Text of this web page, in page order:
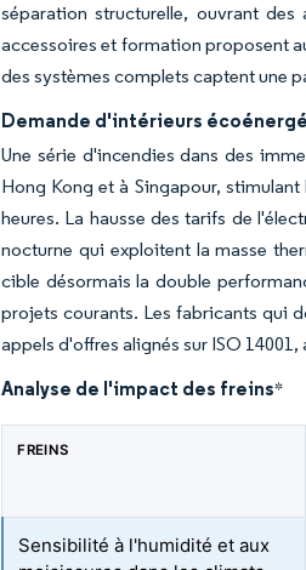
séparation structurelle, ouvrant des
accessoires et formation proposent
des systèmes complets captent une
Demande d'intérieurs
Une série d'incendies dans des
Hong Kong et à Singapour,
heures. La hausse des tarifs de
nocturne qui exploitent la masse
cible désormais la double
projets courants. Les fabricants qui
appels d'offres alignés sur ISO
Analyse de l'impact des freins*
FREINS
Sensibilité à l'humidité et aux